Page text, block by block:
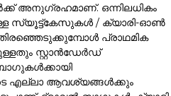
അനുഗ്രഹമാണ്. ഒന്നിലധികം
സ്യൂട്ട്കേസുകൾ / ക്യാരി-ഓൺ
പ്രാഥമിക
സ്റ്റാൻഡേർഡ്
എല്ലാ ആവശ്യങ്ങൾക്കും